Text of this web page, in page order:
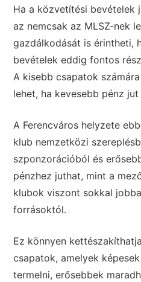
Ha a közvetítési bevételek
az nemcsak az MLSZ-nek
gazdálkodását is érintheti,
bevételek eddig fontos
A kisebb csapatok
lehet, ha kevesebb pénz
A Ferencváros helyzete
klub nemzetközi
szponzorációból és
pénzhez juthat, mint a
klubok viszont sokkal
forrásoktól.
Ez könnyen
csapatok, amelyek
termelni, erősebbek